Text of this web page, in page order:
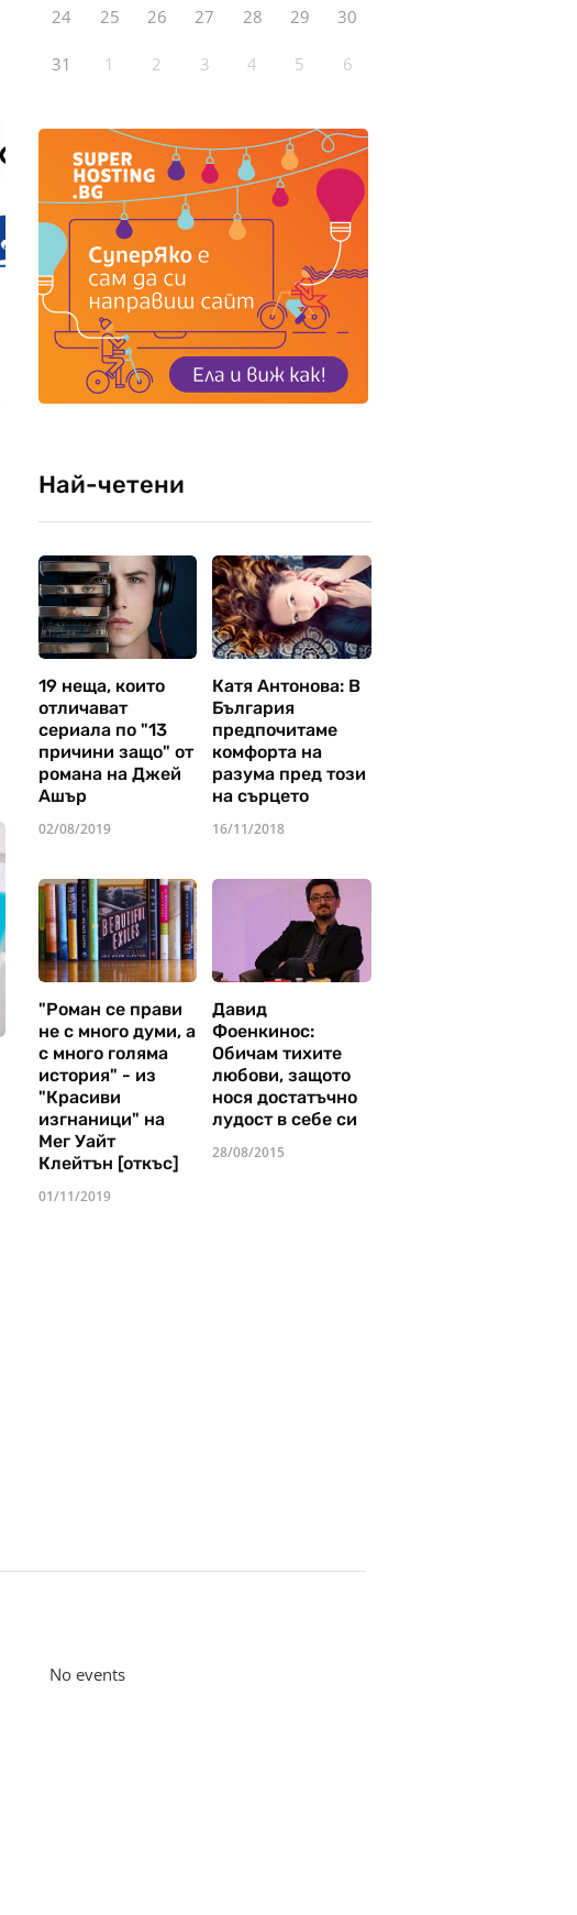
24 25 26 27 28 29 30
31 1 2 3 4 5 6
Най-четени
19 неща, които
отличават
сериала по "13
причини защо" от
романа на Джей
Ашър
02/08/2019
Катя Антонова: В
България
предпочитаме
комфорта на
разума пред този
на сърцето
16/11/2018
"Роман се прави
не с много думи, а
с много голяма
история" - из
"Красиви
изгнаници" на
Мег Уайт
Клейтън [откъс]
01/11/2019
Давид
Фоенкинос:
Обичам тихите
любови, защото
нося достатъчно
лудост в себе си
28/08/2015
No events